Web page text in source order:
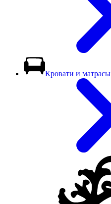
Кровати и матрасы